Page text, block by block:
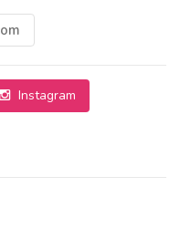
Instagram